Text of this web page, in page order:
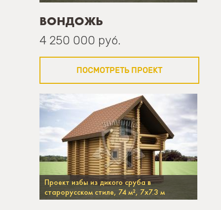
ВОНДОЖЬ
4 250 000 руб.
ПОСМОТРЕТЬ ПРОЕКТ
Проект избы из дикого сруба в
старорусском стиле, 74 м², 7х7.3 м